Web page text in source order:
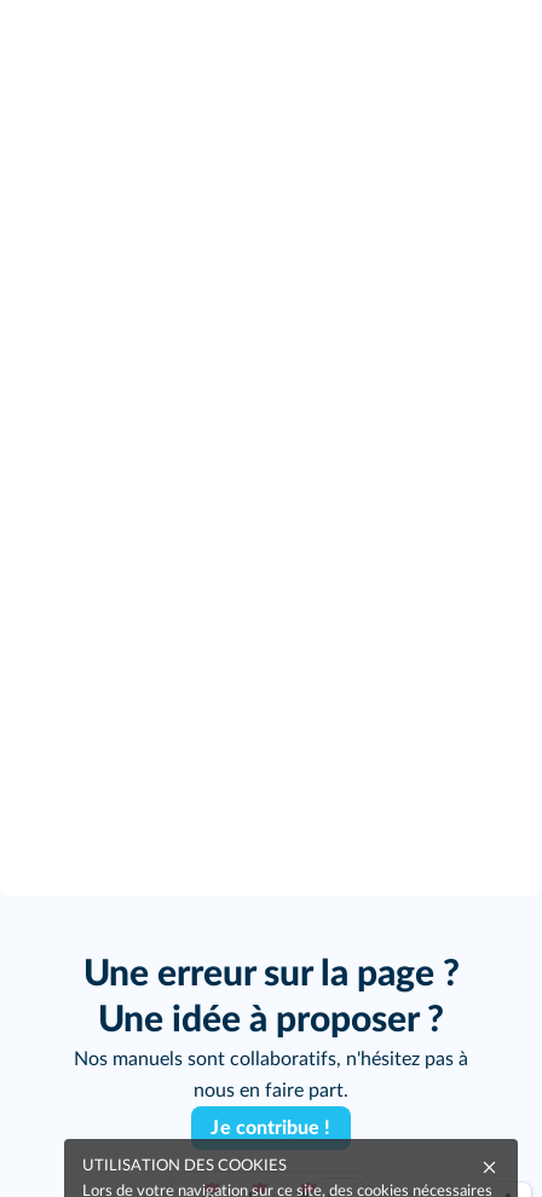
Une erreur sur la page ?
Une idée à proposer ?
Nos manuels sont collaboratifs, n'hésitez pas à
nous en faire part.
Je contribue !
UTILISATION DES COOKIES
Lors de votre navigation sur ce site, des cookies nécessaires